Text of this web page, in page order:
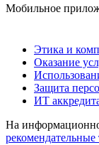
Мобильное
Этика и
Оказание
Защита
ИТ
На
рекомендательные